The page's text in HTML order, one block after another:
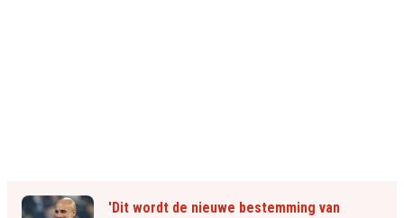
'Dit wordt de nieuwe bestemming van